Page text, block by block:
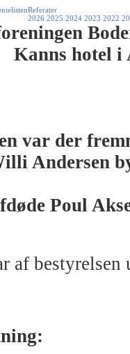
Referater
2026 2025 2024 2023 2022
i
der
Poul
af